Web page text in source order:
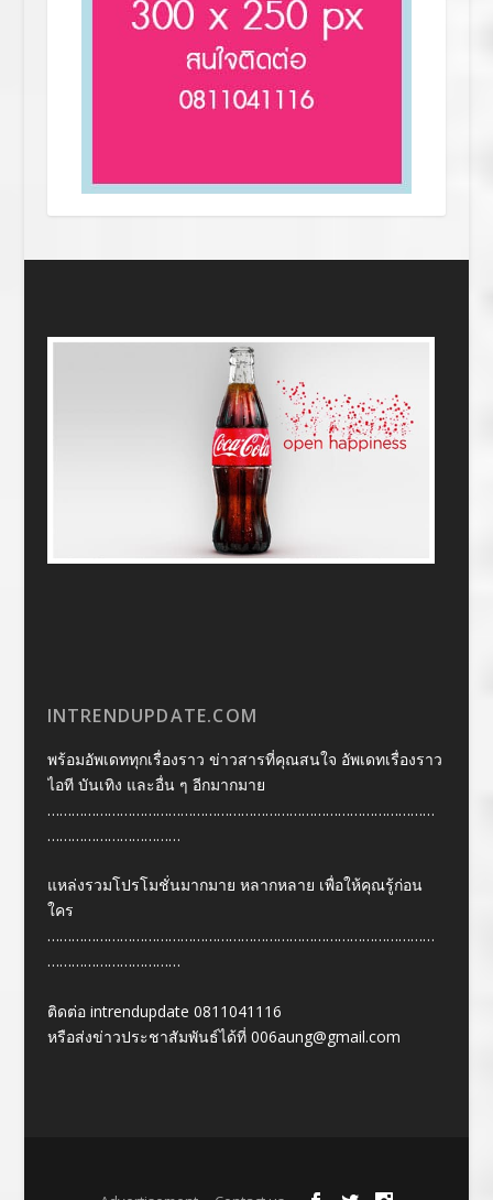
INTRENDUPDATE.COM
พร้อมอัพเดททุกเรื่องราว ข่าวสารที่คุณสนใจ อัพเดทเรื่องราว
ไอที บันเทิง และอื่น ๆ อีกมากมาย
……………………………………………………………………………………
……………………………
แหล่งรวมโปรโมชั่นมากมาย หลากหลาย เพื่อให้คุณรู้ก่อน
ใคร
……………………………………………………………………………………
……………………………
ติดต่อ intrendupdate 0811041116
หรือส่งข่าวประชาสัมพันธ์ได้ที่ 006aung@gmail.com